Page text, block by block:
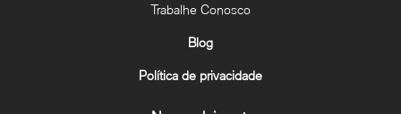
Trabalhe Conosco
Blog
Política de privacidade